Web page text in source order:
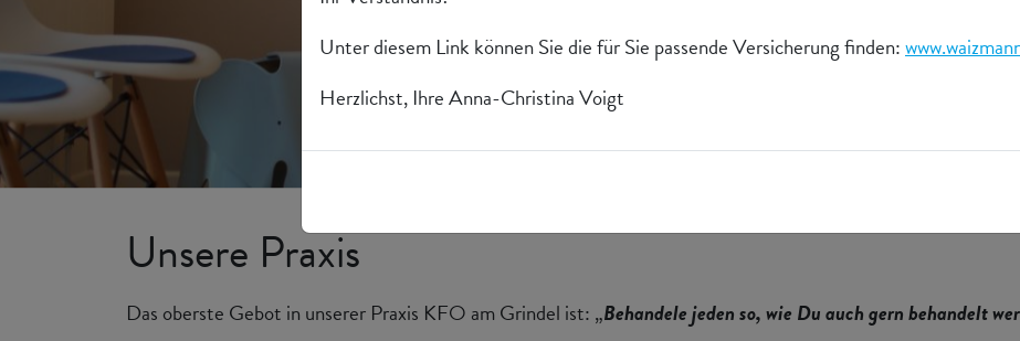
Unsere Praxis
Das oberste Gebot in unserer Praxis KFO am Grindel ist: „Behandele jeden so, wie Du auch gern behandelt
Unter diesem Link können Sie die für Sie passende Versicherung finden:
Herzlichst, Ihre Anna-Christina Voigt